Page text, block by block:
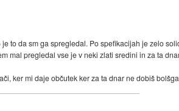
to da sm ga spregledal. Po spefikacijah je zelo
mal pregledal vse je v neki zlati sredini in za ta
ker mi daje občutek ker za ta dnar ne dobiš